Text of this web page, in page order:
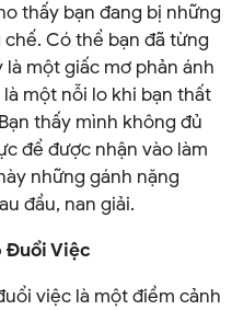
thấy bạn đang bị những
Có thể bạn đã từng
một giấc mơ phản ánh
một nỗi lo khi bạn thất
thấy mình không đủ
để được nhận vào làm
những gánh nặng
đầu, nan giải.
Đuổi Việc
việc là một điềm cảnh